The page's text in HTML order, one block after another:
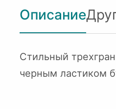
Описание
Стильный
черным ластиком